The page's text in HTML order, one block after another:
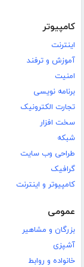
کامپیوتر
اینترنت
آموزش و ترفند
امنیت
برنامه نویسی
تجارت الکترونیک
سخت افزار
شبکه
طراحی وب سایت
گرافیک
کامپیوتر و اینترنت
عمومی
بزرگان و مشاهیر
آشپزی
خانواده و روابط